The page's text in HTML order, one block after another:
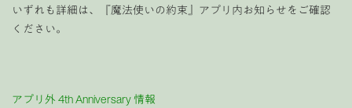
いずれも詳細は、『魔法使いの約束』アプリ内お知らせをご確認
ください。
アプリ外 4th Anniversary 情報